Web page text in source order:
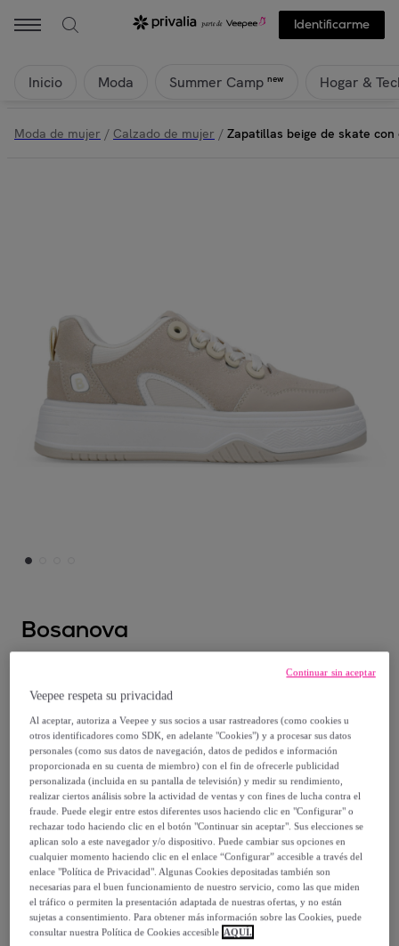
Identificarme
Inicio Moda Summer Camp new Hogar &
Moda de mujer / Calzado de mujer / Zapatillas beige de skate
Bosanova
Zapatillas beige de skate con cordones y
plataforma
9,95 €
39,99 €
-75%
Vendido porBOSANOVA
Entrega
Veepee respeta su privacidad
Al aceptar, autoriza a Veepee y sus socios a usar rastreadores (como cookies u
otros identificadores como SDK, en adelante "Cookies") y a procesar sus datos
personales (como sus datos de navegación, datos de pedidos e información
proporcionada en su cuenta de miembro) con el fin de ofrecerle publicidad
personalizada (incluida en su pantalla de televisión) y medir su rendimiento,
realizar ciertos análisis sobre la actividad de ventas y con fines de lucha contra el
fraude. Puede elegir entre estos diferentes usos haciendo clic en "Configurar" o
rechazar todo haciendo clic en el botón "Continuar sin aceptar". Sus elecciones se
aplican solo a este navegador y/o dispositivo. Puede cambiar sus opciones en
cualquier momento haciendo clic en el enlace “Configurar” accesible a través del
enlace "Política de Privacidad". Algunas Cookies depositadas también son
necesarias para el buen funcionamiento de nuestro servicio, como las que miden
el tráfico o permiten la presentación adaptada de nuestras ofertas, y no están
sujetas a consentimiento. Para obtener más información sobre las Cookies, puede
consultar nuestra Política de Cookies accesible AQUÍ.
Continuar sin aceptar